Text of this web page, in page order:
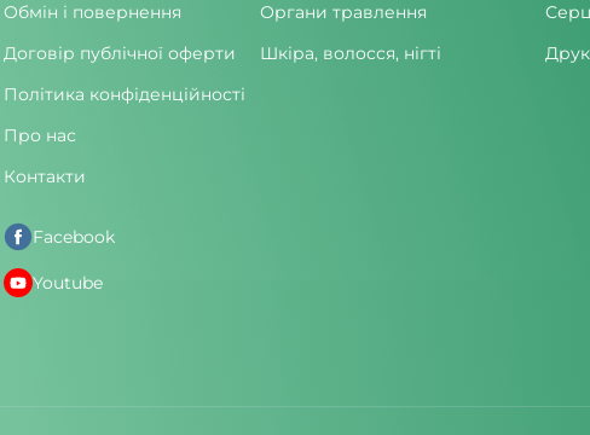
Обмін і повернення
Договір публічної оферти
Політика конфіденційності
Про нас
Контакти
Facebook
Youtube
Органи травлення
Шкіра, волосся, нігті